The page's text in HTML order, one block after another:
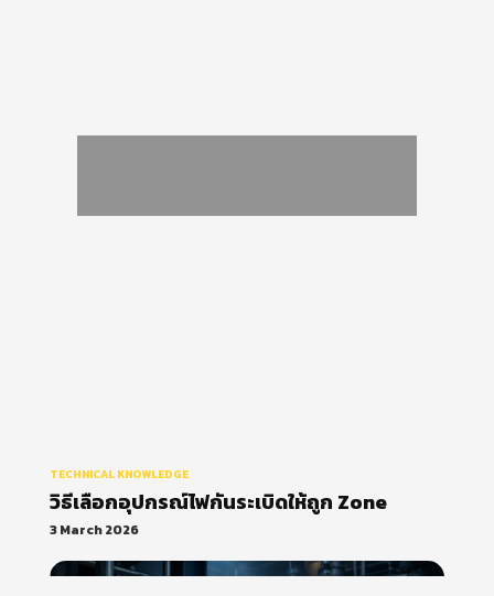
วิธีเลือกอุปกรณ์ไฟกันระเบิดให้ถูก
TECHNICAL KNOWLEDGE
วิธีเลือกอุปกรณ์ไฟกันระเบิดให้ถูก Zone
3 March 2026